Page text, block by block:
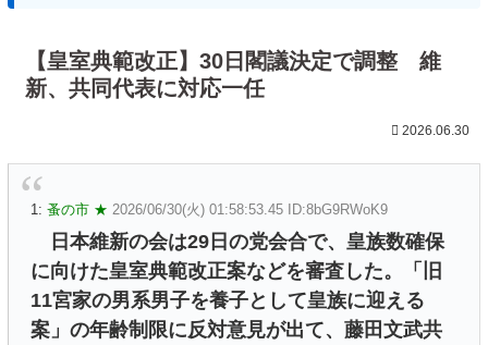
【皇室典範改正】30日閣議決定で調整 維
新、共同代表に対応一任
2026.06.30
1: 蚤の市 ★ 2026/06/30(火) 01:58:53.45 ID:8bG9RWoK9
日本維新の会は29日の党会合で、皇族数確保
に向けた皇室典範改正案などを審査した。「旧
11宮家の男系男子を養子として皇族に迎える
案」の年齢制限に反対意見が出て、藤田文武共